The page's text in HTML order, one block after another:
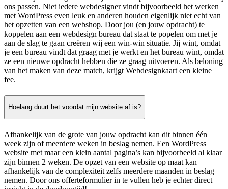
ons passen. Niet iedere webdesigner vindt bijvoorbeeld het werken
met WordPress even leuk en anderen houden eigenlijk niet echt van
het opzetten van een webshop. Door jou (en jouw opdracht) te
koppelen aan een webdesign bureau dat staat te popelen om met je
aan de slag te gaan creëren wij een win-win situatie. Jij wint, omdat
je een bureau vindt dat graag met je werkt en het bureau wint, omdat
ze een nieuwe opdracht hebben die ze graag uitvoeren. Als beloning
van het maken van deze match, krijgt Webdesignkaart een kleine
fee.
Hoelang duurt het voordat mijn website af is?
Afhankelijk van de grote van jouw opdracht kan dit binnen één
week zijn of meerdere weken in beslag nemen. Een WordPress
website met maar een klein aantal pagina’s kan bijvoorbeeld al klaar
zijn binnen 2 weken. De opzet van een website op maat kan
afhankelijk van de complexiteit zelfs meerdere maanden in beslag
nemen. Door ons offerteformulier in te vullen heb je echter direct